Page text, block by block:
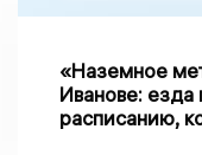
«Наземное
Иванове: езда
расписанию,